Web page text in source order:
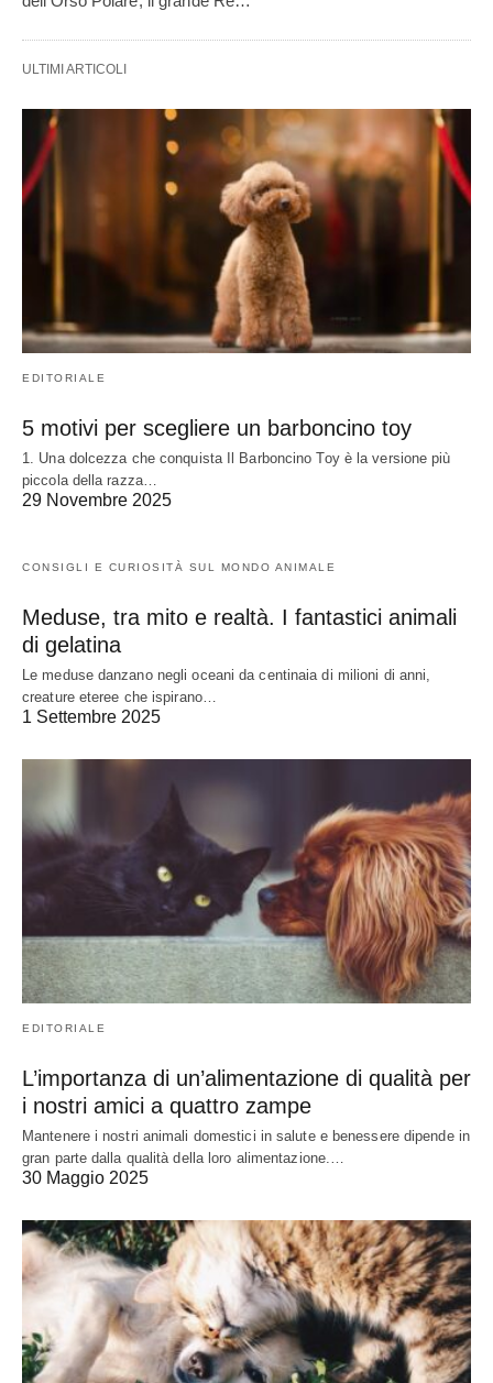
ULTIMI ARTICOLI
EDITORIALE
5 motivi per scegliere un barboncino toy
1. Una dolcezza che conquista Il Barboncino Toy è la versione più
piccola della razza…
29 Novembre 2025
CONSIGLI E CURIOSITÀ SUL MONDO ANIMALE
Meduse, tra mito e realtà. I fantastici animali
di gelatina
Le meduse danzano negli oceani da centinaia di milioni di anni,
creature eteree che ispirano…
1 Settembre 2025
EDITORIALE
L’importanza di un’alimentazione di qualità per
i nostri amici a quattro zampe
Mantenere i nostri animali domestici in salute e benessere dipende in
gran parte dalla qualità della loro alimentazione.…
30 Maggio 2025